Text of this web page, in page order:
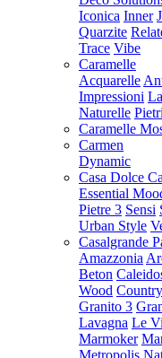
Iconica Inner
Quarzite
Trace Vibe
Caramelle
Acquarelle
Impressioni
Naturelle
Caramelle
Carmen
Dynamic
Casa Dolce
Essential
Pietre 3 Sensi
Urban Style
Casalgrande
Amazzonia
Beton
Wood
Granito 3
Lavagna Le
Marmoker